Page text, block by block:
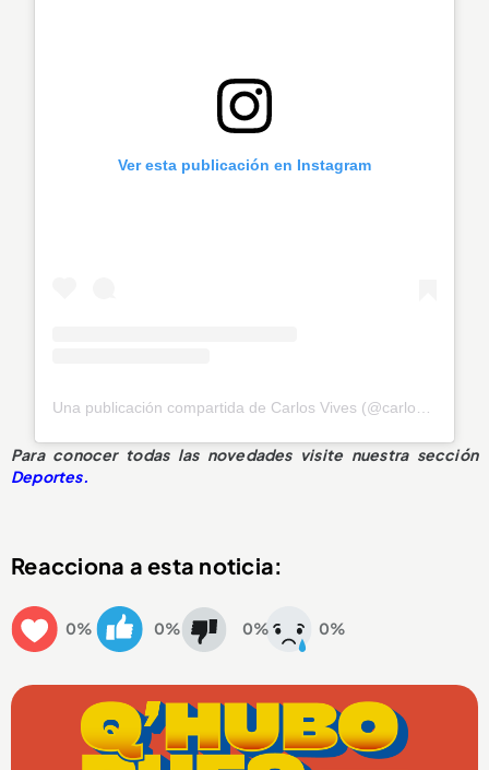
Ver esta publicación en Instagram
Para conocer todas las novedades visite nuestra sección
Deportes.
Reacciona a esta noticia:
0% 0% 0% 0%